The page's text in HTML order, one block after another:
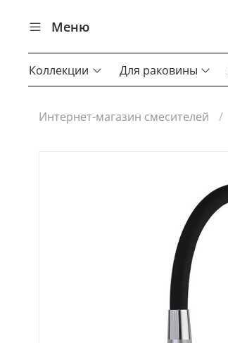
Меню
Коллекции Для раковины
Интернет-магазин смесителей